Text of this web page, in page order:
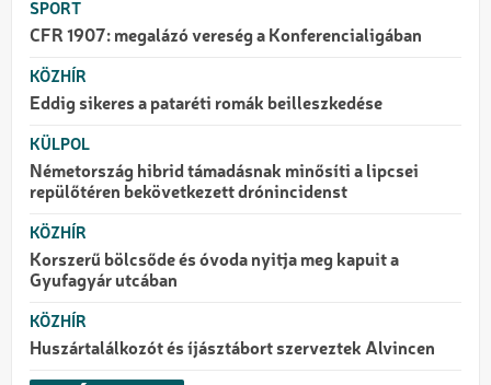
SPORT
CFR 1907: megalázó vereség a Konferencialigában
KÖZHÍR
Eddig sikeres a pataréti romák beilleszkedése
KÜLPOL
Németország hibrid támadásnak minősíti a lipcsei
repülőtéren bekövetkezett drónincidenst
KÖZHÍR
Korszerű bölcsőde és óvoda nyitja meg kapuit a
Gyufagyár utcában
KÖZHÍR
Huszártalálkozót és íjásztábort szerveztek Alvincen